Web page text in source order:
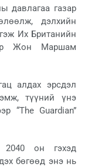
давлагаа газар
дэлхийн
Их Британийн
Жон Маршам
алдах эрсдэл
түүний үнэ
“The Guardian”
2040 он гэхэд
бөгөөд энэ нь